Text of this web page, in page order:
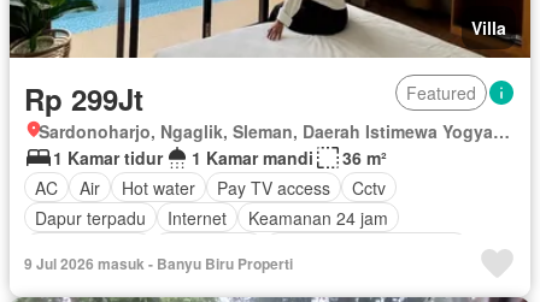
Villa
Rp 299Jt
Featured
Sardonoharjo, Ngaglik, Sleman, Daerah Istimewa Yogyakarta
1 Kamar tidur
1 Kamar mandi
36 m²
AC
Air Hot water Pay TV access
Cctv
Dapur terpadu
Internet
Keamanan 24 jam
Listrik
Fully fenced Secure parking
9 Jul 2026 masuk - Banyu Biru Properti